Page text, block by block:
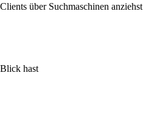
über Suchmaschinen anziehst
hast